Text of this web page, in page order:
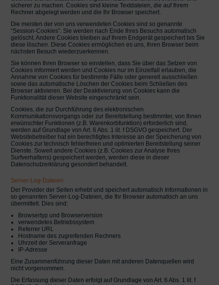
sicherer zu machen. Cookies sind kleine Textdateien, die auf Ihrem
Rechner abgelegt werden und die Ihr Browser speichert.
Die meisten der von uns verwendeten Cookies sind so genannte
“Session-Cookies”. Sie werden nach Ende Ihres Besuchs automatisch
gelöscht. Andere Cookies bleiben auf Ihrem Endgerät gespeichert bis Sie
diese löschen. Diese Cookies ermöglichen es uns, Ihren Browser beim
nächsten Besuch wiederzuerkennen.
Sie können Ihren Browser so einstellen, dass Sie über das Setzen von
Cookies informiert werden und Cookies nur im Einzelfall erlauben, die
Annahme von Cookies für bestimmte Fälle oder generell ausschließen
sowie das automatische Löschen der Cookies beim Schließen des
Browser aktivieren. Bei der Deaktivierung von Cookies kann die
Funktionalität dieser Website eingeschränkt sein.
Cookies, die zur Durchführung des elektronischen
Kommunikationsvorgangs oder zur Bereitstellung bestimmter, von Ihnen
erwünschter Funktionen (z.B. Warenkorbfunktion) erforderlich sind,
werden auf Grundlage von Art. 6 Abs. 1 lit. f DSGVO gespeichert. Der
Websitebetreiber hat ein berechtigtes Interesse an der Speicherung von
Cookies zur technisch fehlerfreien und optimierten Bereitstellung seiner
Dienste. Soweit andere Cookies (z.B. Cookies zur Analyse Ihres
Surfverhaltens) gespeichert werden, werden diese in dieser
Datenschutzerklärung gesondert behandelt.
Server-Log-Dateien
Der Provider der Seiten erhebt und speichert automatisch Informationen in
so genannten Server-Log-Dateien, die Ihr Browser automatisch an uns
übermittelt. Dies sind:
Browsertyp und Browserversion
verwendetes Betriebssystem
Referrer URL
Hostname des zugreifenden Rechners
Uhrzeit der Serveranfrage
IP-Adresse
Eine Zusammenführung dieser Daten mit anderen Datenquellen wird
nicht vorgenommen.
Die Erfassung dieser Daten erfolgt auf Grundlage von Art. 6 Abs. 1 lit. f